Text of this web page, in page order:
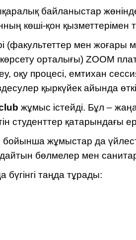
байланыстар
көші-қон қызметтерімен
(факультеттер мен жоғары
көрсету орталығы) ZOOM
оқу процесі, емтихан
қыркүйек айында
жұмыс істейді. Бұл –
студенттер қатарындағы
бойынша жұмыстар да
бөлмелер мен
таңда тұрады: